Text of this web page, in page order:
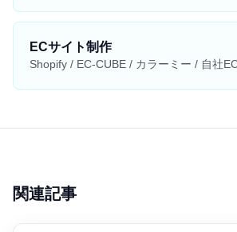
ECサイト制作
Shopify / EC-CUBE / カラーミー / 自社
関連記事